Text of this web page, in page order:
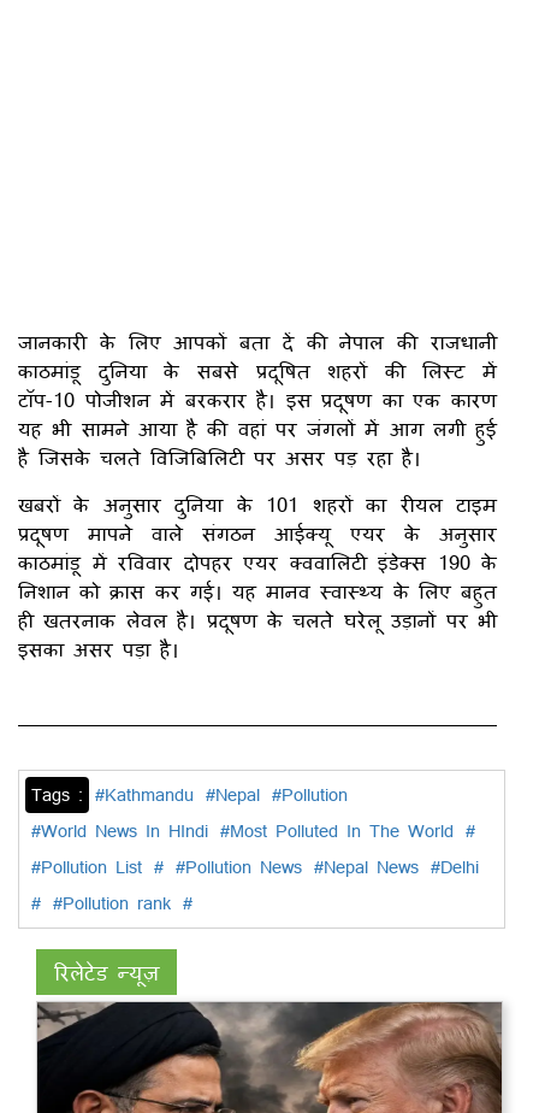
जानकारी के लिए आपकों बता दें की नेपाल की राजधानी
काठमांडू दुनिया के सबसे प्रदूषित शहरों की लिस्ट में
टॉप-10 पोजीशन में बरकरार है। इस प्रदूषण का एक कारण
यह भी सामने आया है की वहां पर जंगलों में आग लगी हुई
है जिसके चलते विजिबिलिटी पर असर पड़ रहा है।
खबरों के अनुसार दुनिया के 101 शहरों का रीयल टाइम
प्रदूषण मापने वाले संगठन आईक्यू एयर के अनुसार
काठमांडू में रविवार दोपहर एयर क्ववालिटी इंडेक्स 190 के
निशान को क्रास कर गई। यह मानव स्वास्थ्य के लिए बहुत
ही खतरनाक लेवल है। प्रदूषण के चलते घरेलू उड़ानों पर भी
इसका असर पड़ा है।
Tags : #Kathmandu #Nepal #Pollution
#World News In HIndi #Most Polluted In The World #
#Pollution List # #Pollution News #Nepal News #Delhi
# #Pollution rank #
रिलेटेड न्यूज़